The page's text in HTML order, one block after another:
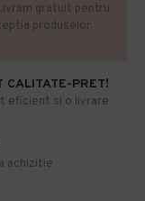
CALITATE-PRET!
eficient si o livrare
achizitie
gratuit pentru
produselor